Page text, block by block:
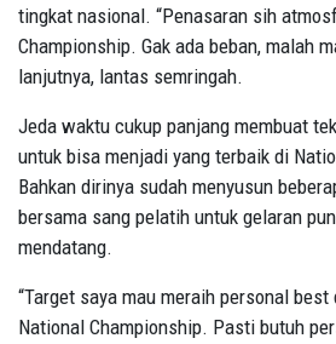
tingkat nasional. “Penasaran sih
Championship. Gak ada beban, malah
lanjutnya, lantas semringah.
Jeda waktu cukup panjang membuat
untuk bisa menjadi yang terbaik di
Bahkan dirinya sudah menyusun
bersama sang pelatih untuk gelaran
mendatang.
“Target saya mau meraih personal
National Championship. Pasti butuh